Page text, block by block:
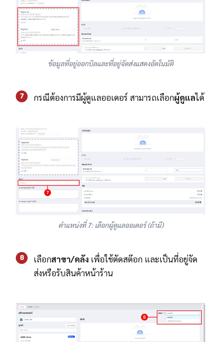
ข้อมูลที่อยู่ออกบิลและที่อยู่จัดส่งแสดงอัตโนมัติ
7 กรณีต้องการมีผู้ดูแลออเดอร์ สามารถเลือกผู้ดูแลได้
ตำแหน่งที่ 7: เลือกผู้ดูแลออเดอร์ (ถ้ามี)
8 เลือกสาขา/คลัง เพื่อใช้ตัดสต๊อก และเป็นที่อยู่จัด
ส่งหรือรับสินค้าหน้าร้าน